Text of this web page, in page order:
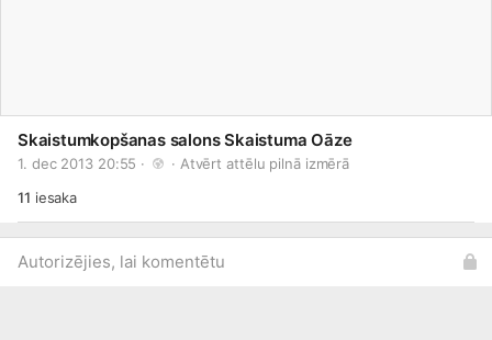
Skaistumkopšanas salons Skaistuma Oāze
1. dec 2013 20:55 · · Atvērt attēlu pilnā izmērā
11 iesaka
Autorizējies, lai komentētu